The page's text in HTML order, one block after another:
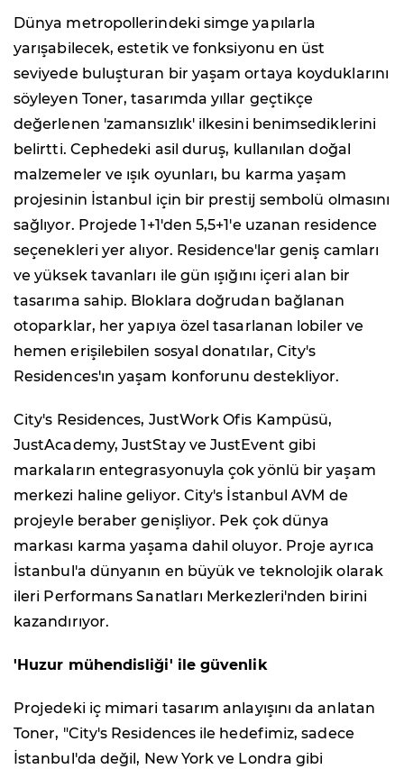
Dünya metropollerindeki simge yapılarla
yarışabilecek, estetik ve fonksiyonu en üst
seviyede buluşturan bir yaşam ortaya koyduklarını
söyleyen Toner, tasarımda yıllar geçtikçe
değerlenen 'zamansızlık' ilkesini benimsediklerini
belirtti. Cephedeki asil duruş, kullanılan doğal
malzemeler ve ışık oyunları, bu karma yaşam
projesinin İstanbul için bir prestij sembolü olmasını
sağlıyor. Projede 1+1'den 5,5+1'e uzanan residence
seçenekleri yer alıyor. Residence'lar geniş camları
ve yüksek tavanları ile gün ışığını içeri alan bir
tasarıma sahip. Bloklara doğrudan bağlanan
otoparklar, her yapıya özel tasarlanan lobiler ve
hemen erişilebilen sosyal donatılar, City's
Residences'ın yaşam konforunu destekliyor.
City's Residences, JustWork Ofis Kampüsü,
JustAcademy, JustStay ve JustEvent gibi
markaların entegrasyonuyla çok yönlü bir yaşam
merkezi haline geliyor. City's İstanbul AVM de
projeyle beraber genişliyor. Pek çok dünya
markası karma yaşama dahil oluyor. Proje ayrıca
İstanbul'a dünyanın en büyük ve teknolojik olarak
ileri Performans Sanatları Merkezleri'nden birini
kazandırıyor.
'Huzur mühendisliği' ile güvenlik
Projedeki iç mimari tasarım anlayışını da anlatan
Toner, "City's Residences ile hedefimiz, sadece
İstanbul'da değil, New York ve Londra gibi